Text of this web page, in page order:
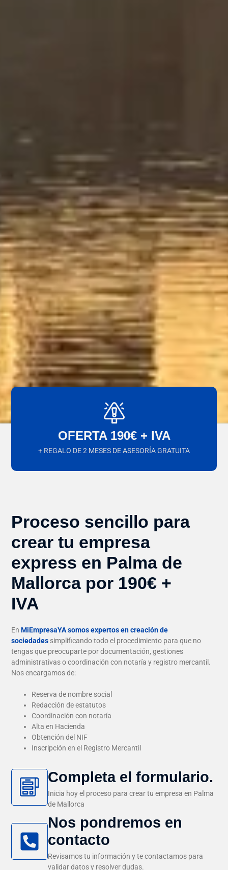
OFERTA 190€ + IVA
+ REGALO DE 2 MESES DE ASESORÍA GRATUITA
Completa el formulario.
Inicia hoy el proceso para crear tu empresa en Palma
de Mallorca
Nos pondremos en
contacto
Revisamos tu información y te contactamos para
validar datos y resolver dudas.
Proceso sencillo para
crear tu empresa
express en Palma de
Mallorca por 190€ +
IVA
EnMiEmpresaYA somos expertos en creación de
sociedades simplificando todo el procedimiento para que no
tengas que preocuparte por documentación, gestiones
administrativas o coordinación con notaría y registro mercantil.
Nos encargamos de:
Reserva de nombre social
Redacción de estatutos
Coordinación con notaría
Alta en Hacienda
Obtención del NIF
Inscripción en el Registro Mercantil